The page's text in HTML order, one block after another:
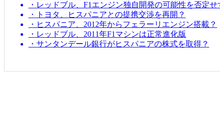
・レッドブル、F1エンジン独自開発の可能性を否定せ
・トヨタ、ヒスパニアとの提携交渉を再開？
・ヒスパニア、2012年からフェラーリエンジン搭載？
・レッドブル、2011年F1マシンは正常進化版
・サンタンデール銀行がヒスパニアの株式を取得？